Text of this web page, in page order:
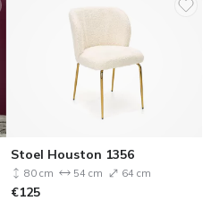
Stoel Houston 1356
80 cm 54 cm 64 cm
€125